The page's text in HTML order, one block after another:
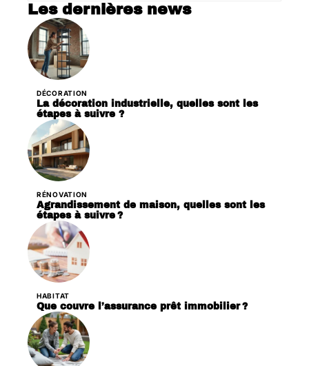
Les dernières news
DÉCORATION
La décoration industrielle, quelles sont les
étapes à suivre ?
RÉNOVATION
Agrandissement de maison, quelles sont les
étapes à suivre ?
HABITAT
Que couvre l’assurance prêt immobilier ?